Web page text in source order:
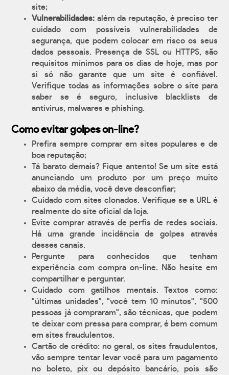
site;
Vulnerabilidades: além da reputação, é preciso ter
cuidado com possíveis vulnerabilidades de
segurança, que podem colocar em risco os seus
dados pessoais. Presença de SSL ou HTTPS, são
requisitos mínimos para os dias de hoje, mas por
si só não garante que um site é confiável.
Verifique todas as informações sobre o site para
saber se é seguro, inclusive blacklists de
antívirus, malwares e phishing.
Como evitar golpes on-line?
Prefira sempre comprar em sites populares e de
boa reputação;
Tá barato demais? Fique antento! Se um site está
anunciando um produto por um preço muito
abaixo da média, você deve desconfiar;
Cuidado com sites clonados. Verifique se a URL é
realmente do site oficial da loja.
Evite comprar através de perfis de redes sociais.
Há uma grande incidência de golpes através
desses canais.
Pergunte para conhecidos que tenham
experiência com compra on-line. Não hesite em
compartilhar e perguntar.
Cuidado com gatilhos mentais. Textos como:
"últimas unidades", "você tem 10 minutos", "500
pessoas já compraram", são técnicas, que podem
te deixar com pressa para comprar, é bem comum
em sites fraudulentos.
Cartão de crédito: no geral, os sites fraudulentos,
vão sempre tentar levar você para um pagamento
no boleto, pix ou depósito bancário, pois são